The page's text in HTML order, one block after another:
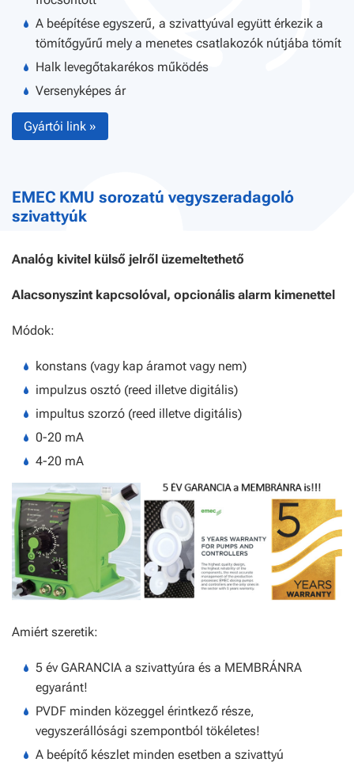
A beépítése egyszerű, a szivattyúval együtt érkezik a
tömítőgyűrű mely a menetes csatlakozók nútjába tömít
Halk levegőtakarékos működés
Versenyképes ár
Gyártói link »
EMEC KMU sorozatú vegyszeradagoló
szivattyúk
Analóg kivitel külső jelről üzemeltethető
Alacsonyszint kapcsolóval, opcionális alarm kimenettel
Módok:
konstans (vagy kap áramot vagy nem)
impulzus osztó (reed illetve digitális)
impultus szorzó (reed illetve digitális)
0-20 mA
4-20 mA
Amiért szeretik:
5 év GARANCIA a szivattyúra és a MEMBRÁNRA
egyaránt!
PVDF minden közeggel érintkező része,
vegyszerállósági szempontból tökéletes!
A beépítő készlet minden esetben a szivattyú